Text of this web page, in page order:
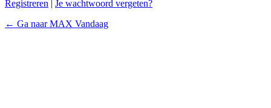
Registreren | Je wachtwoord vergeten?
← Ga naar MAX Vandaag